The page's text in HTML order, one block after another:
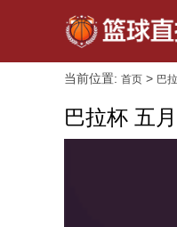
当前位置: 首页 > 巴
巴拉杯 五